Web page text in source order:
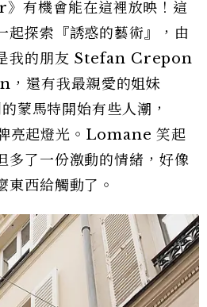
有機會能在這裡放映！這
起探索『誘惑的藝術』，由
我的朋友 Stefan Crepon
還有我最親愛的姐妹
蒙馬特開始有些人潮，
亮起燈光。Lomane 笑起
多了一份激動的情緒，好像
東西給觸動了。